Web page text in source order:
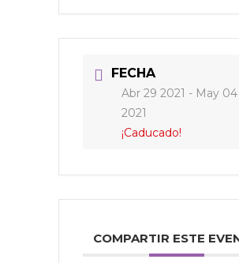
FECHA
Abr 29 2021 - May 04
2021
¡Caducado!
COMPARTIR ESTE